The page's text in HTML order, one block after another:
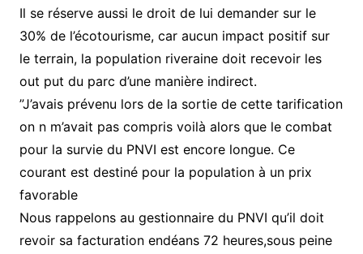
Il se réserve aussi le droit de lui demander sur le
30% de l’écotourisme, car aucun impact positif sur
le terrain, la population riveraine doit recevoir les
out put du parc d’une manière indirect.
”J’avais prévenu lors de la sortie de cette tarification
on n m’avait pas compris voilà alors que le combat
pour la survie du PNVI est encore longue. Ce
courant est destiné pour la population à un prix
favorable
Nous rappelons au gestionnaire du PNVI qu’il doit
revoir sa facturation endéans 72 heures,sous peine